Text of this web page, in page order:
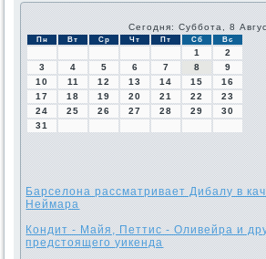
Сегодня: Суббота, 8
Пн Вт Ср Чт Пт Сб Вс
1
2
3
4 5 6 7 8
9
10
11 12 13 14 15
16
17
18 19 20 21 22
23
24
25 26 27 28 29
30
31
Барселона рассматривает Дибалу в
Неймара
Кондит - Майя, Петтис - Оливейра и
предстоящего уикенда